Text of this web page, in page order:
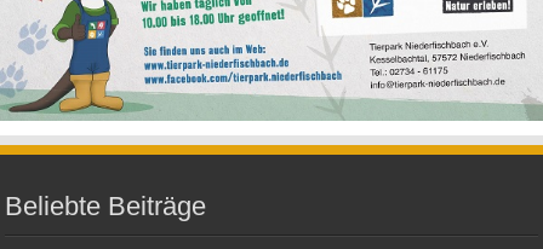
Beliebte Beiträge